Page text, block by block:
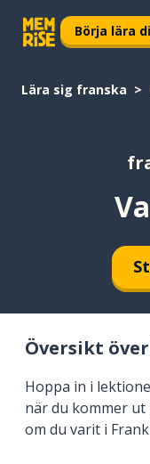
Börja lära
Lära sig franska
Översikt
Hoppa in i
när du kommer ut
om du varit i